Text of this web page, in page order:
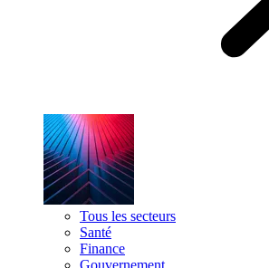
Tous les secteurs
Santé
Finance